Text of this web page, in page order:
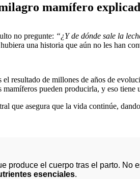
mamífero
no pregunte: “¿Y de dónde sale la
una historia que aún no les han
el resultado de millones de años de
mamíferos pueden producirla, y eso
que asegura que la vida continúe,
produce el cuerpo tras el parto. No
esenciales.